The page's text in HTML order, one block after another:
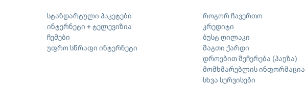
სტანდარტული პაკეტები
ინტერნეტი + ტელევიზია
ჩემები
უფრო სწრაფი ინტერნეტი
როგორ ჩავერთო
კრედიტი
ბუსტ ღილაკი
მაგთი ქარდი
დროებით შეჩერება (პაუზა)
მომხმარებლის ინფორმაცია
სხვა სერვისები